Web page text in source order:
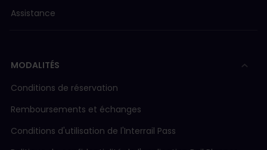
Assistance
MODALITÉS
Conditions de réservation
Remboursements et échanges
Conditions d'utilisation de l'Interrail Pass